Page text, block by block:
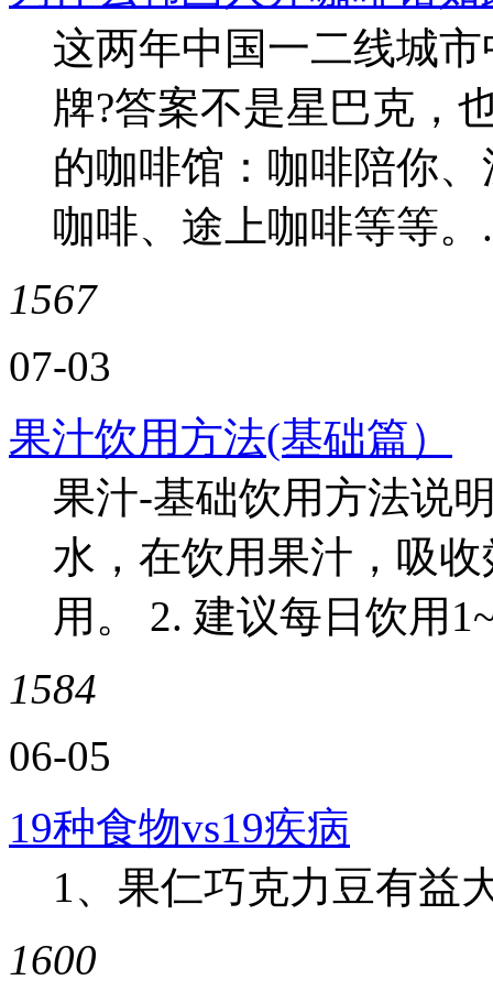
这两年中国一二线城
牌?答案不是星巴克，
的咖啡馆：咖啡陪你
咖啡、途上咖啡等等。
1567
07-03
果汁饮用方法(基础篇）
果汁-基础饮用方法说
水，在饮用果汁，吸
用。 2. 建议每日饮用
1584
06-05
19种食物vs19疾病
1、果仁巧克力豆有益
1600